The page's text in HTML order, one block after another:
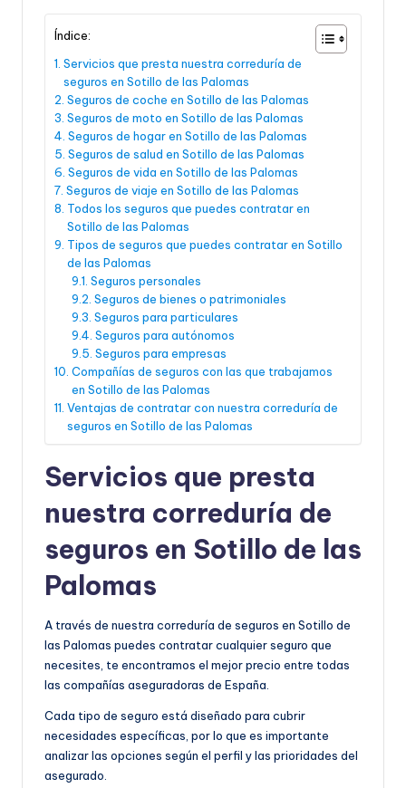
Índice:
Servicios que presta nuestra correduría de
seguros en Sotillo de las Palomas
Seguros de coche en Sotillo de las Palomas
Seguros de moto en Sotillo de las Palomas
Seguros de hogar en Sotillo de las Palomas
Seguros de salud en Sotillo de las Palomas
Seguros de vida en Sotillo de las Palomas
Seguros de viaje en Sotillo de las Palomas
Todos los seguros que puedes contratar en
Sotillo de las Palomas
Tipos de seguros que puedes contratar en Sotillo
de las Palomas
Seguros personales
Seguros de bienes o patrimoniales
Seguros para particulares
Seguros para autónomos
Seguros para empresas
Compañías de seguros con las que trabajamos
en Sotillo de las Palomas
Ventajas de contratar con nuestra correduría de
seguros en Sotillo de las Palomas
Servicios que presta
nuestra correduría de
seguros en Sotillo de las
Palomas
A través de nuestra correduría de seguros en Sotillo de
las Palomas puedes contratar cualquier seguro que
necesites, te encontramos el mejor precio entre todas
las compañías aseguradoras de España.
Cada tipo de seguro está diseñado para cubrir
necesidades específicas, por lo que es importante
analizar las opciones según el perfil y las prioridades del
asegurado.